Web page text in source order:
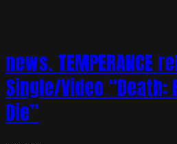
news. TEMPERANCE
Single/Video “Death:
Die”